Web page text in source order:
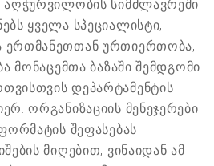
აღჭურვილობის სიმძლავრეში.
ყველა სპეციალისტი,
ერთმანეთთან ურთიერთობა,
მონაცემთა ბაზაში შემდგომი
დეპარტამენტის
ორგანიზაციის მენეჯერები
შეფასებას
მიღებით, ვინაიდან ამ